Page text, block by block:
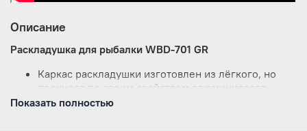
Описание
Раскладушка для рыбалки WBD-701 GR
Каркас раскладушки изготовлен из лёгкого, но
прочного по своим свойством алюминиевого
сплава. Материал лежака - полиэстер 600 DEN -
Показать полностью